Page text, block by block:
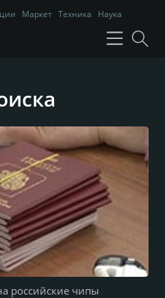
Маркет Техника Наука
российские чипы